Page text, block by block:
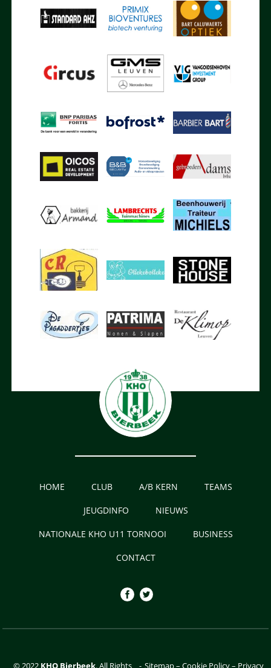
HOME CLUB A/B KERN TEAMS
JEUGDINFO NIEUWS
NATIONALE KHO U11 TORNOOI BUSINESS
CONTACT
© 2022 KHO Bierbeek. All Rights - Sitemap–Cookie Policy– Privacy